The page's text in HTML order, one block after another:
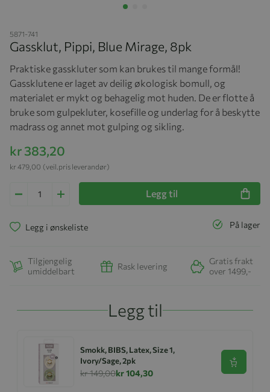
5871-741
Gassklut, Pippi, Blue Mirage, 8pk
Praktiske gasskluter som kan brukes til mange formål!
Gassklutene er laget av deilig økologisk bomull, og
materialet er mykt og behagelig mot huden. De er flotte å
bruke som gulpekluter, kosefille og underlag for å beskytte
madrass og annet mot gulping og sikling.
kr 383,20
(veil.pris leverandør)
kr 479,00
Legg til
På lager
Legg i ønskeliste
Tilgjengelig
umiddelbart
Rask levering
Gratis frakt
over 1499,-
Legg til
Smokk, BIBS, Latex, Size 1,
Ivory/Sage, 2pk
kr 149,00kr 104,30
Se